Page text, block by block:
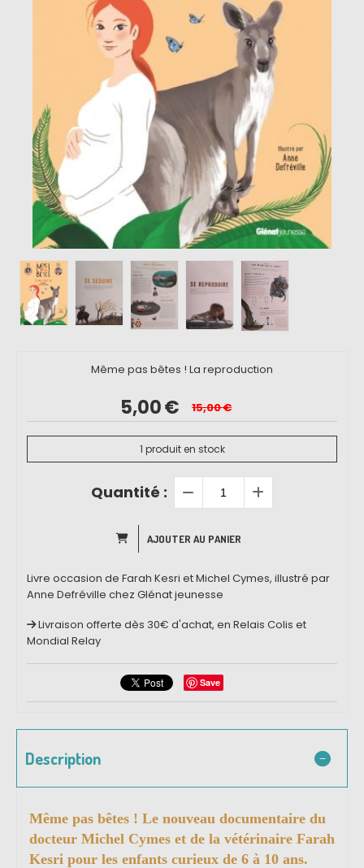
Même pas bêtes ! La reproduction
5,00€ 15,00€
1 produit en stock
Quantité :
AJOUTER AU PANIER
Livre occasion de Farah Kesri et Michel Cymes, illustré par
Anne Defréville chez Glénat jeunesse
Livraison offerte dès 30€ d'achat, en Relais Colis et
Mondial Relay
Save
Description
Même pas bêtes ! Le nouveau documentaire du
docteur Michel Cymes et de la vétérinaire Farah
Kesri pour les enfants curieux de 6 à 10 ans.